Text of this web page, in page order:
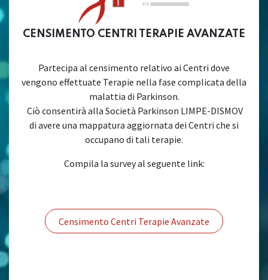
CENSIMENTO CENTRI TERAPIE AVANZATE
Partecipa al censimento relativo ai Centri dove
vengono effettuate Terapie nella fase complicata della
malattia di Parkinson.
Ciò consentirà alla Società Parkinson LIMPE-DISMOV
di avere una mappatura aggiornata dei Centri che si
occupano di tali terapie.
Compila la survey al seguente link:
Censimento Centri Terapie Avanzate